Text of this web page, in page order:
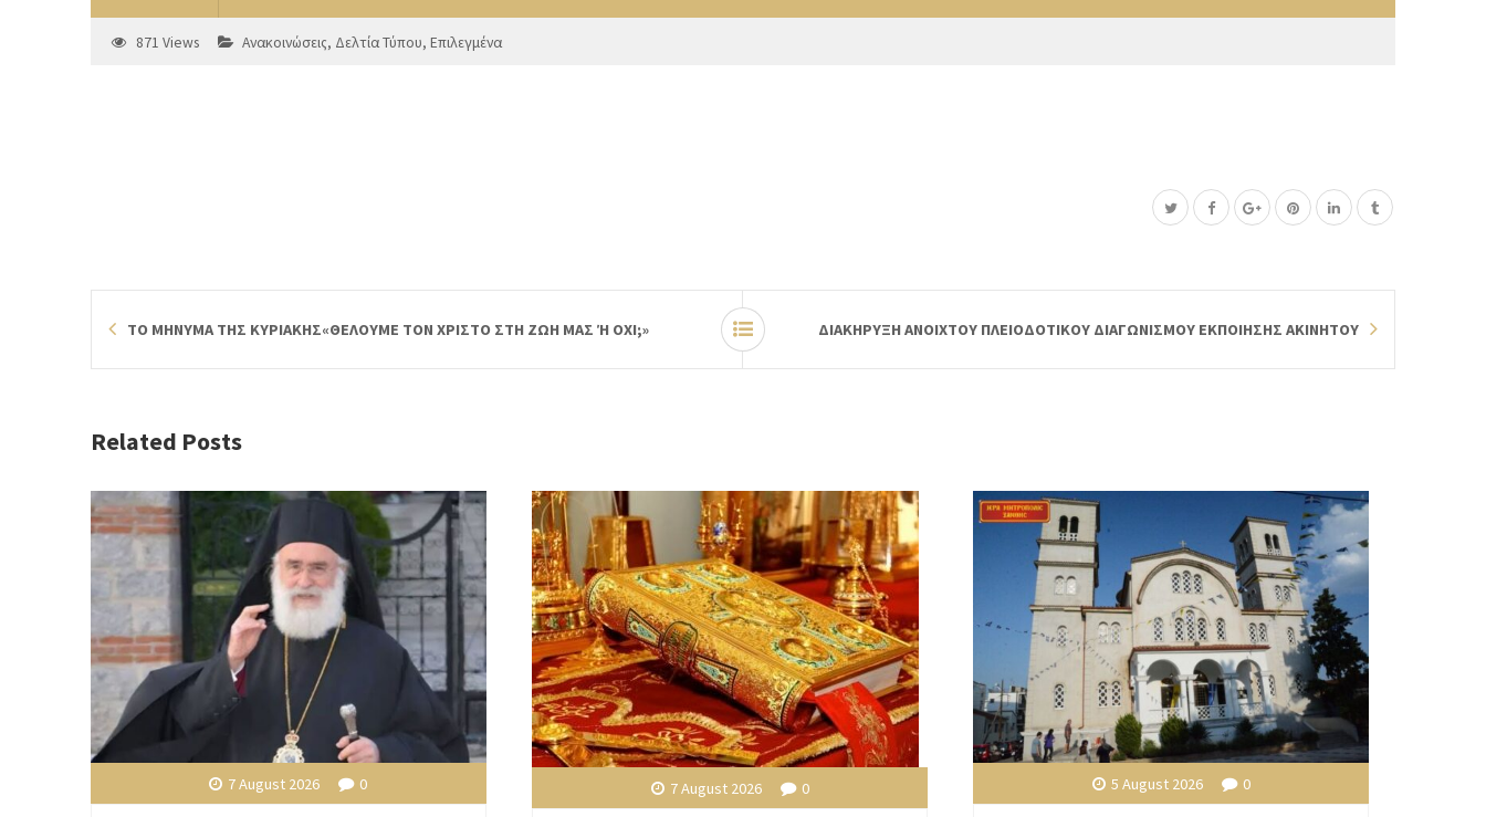
871 Views Ανακοινώσεις, Δελτία Τύπου, Επιλεγμένα
ΤΟ ΜΗΝΥΜΑ ΤΗΣ ΚΥΡΙΑΚΗΣ«ΘΕΛΟΥΜΕ ΤΟΝ ΧΡΙΣΤΟ ΣΤΗ ΖΩΗ ΜΑΣ Ή ΟΧΙ;» ΔΙΑΚΗΡΥΞΗ ΑΝΟΙΧΤΟΥ ΠΛΕΙΟΔΟΤΙΚΟΥ ΔΙΑΓΩΝΙΣΜΟΥ ΕΚΠΟΙΗΣΗΣ ΑΚΙΝΗΤΟΥ
Related Posts
7 August 2026 0 7 August 2026 0 5 August 2026 0